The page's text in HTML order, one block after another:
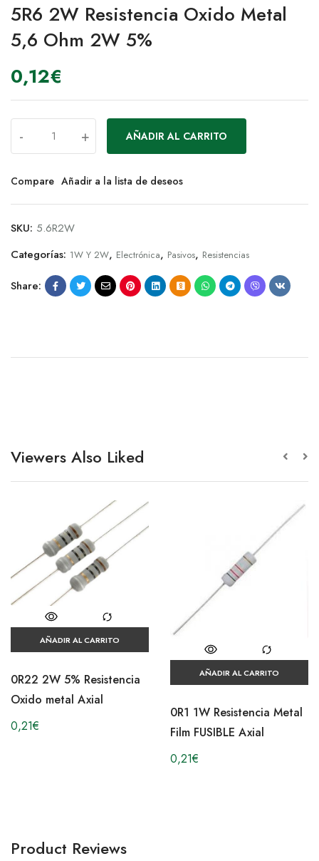
5R6 2W Resistencia Oxido Metal
5,6 Ohm 2W 5%
0,12€
- + AÑADIR AL CARRITO
Compare Añadir a la lista de deseos
SKU: 5.6R2W
Categorías: 1W Y 2W, Electrónica, Pasivos, Resistencias
Share:
Viewers Also Liked
AÑADIR AL CARRITO
0R22 2W 5% Resistencia
Oxido metal Axial
0,21€
AÑADIR AL CARRITO
0R1 1W Resistencia Metal
Film FUSIBLE Axial
0,21€
Product Reviews